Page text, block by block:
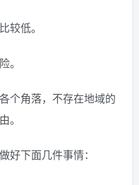
较低。
。
个角落，不存在地域的
。
好下面几件事情：